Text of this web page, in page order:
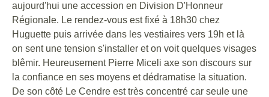
aujourd'hui une accession en Division D'Honneur
Régionale. Le rendez-vous est fixé à 18h30 chez
Huguette puis arrivée dans les vestiaires vers 19h et là
on sent une tension s'installer et on voit quelques visages
blêmir. Heureusement Pierre Miceli axe son discours sur
la confiance en ses moyens et dédramatise la situation.
De son côté Le Cendre est très concentré car seule une